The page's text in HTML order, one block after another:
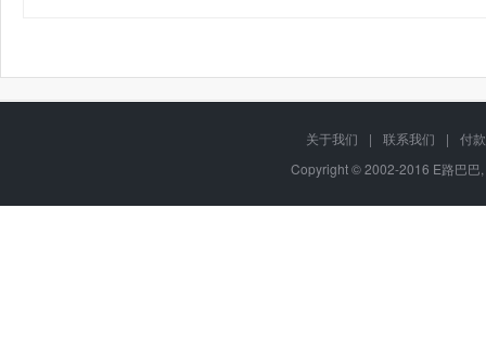
关于我们 | 联系我们 |
付
Copyright © 2002-2016 E路巴